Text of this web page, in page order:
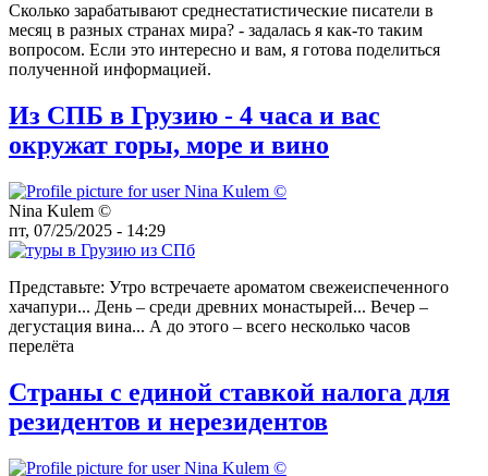
Сколько зарабатывают среднестатистические писатели в
месяц в разных странах мира? - задалась я как-то таким
вопросом. Если это интересно и вам, я готова поделиться
полученной информацией.
Из СПБ в Грузию - 4 часа и вас
окружат горы, море и вино
Nina Kulem ©️
пт, 07/25/2025 - 14:29
Представьте: Утро встречаете ароматом свежеиспеченного
хачапури... День – среди древних монастырей... Вечер –
дегустация вина... А до этого – всего несколько часов
перелёта
Страны с единой ставкой налога для
резидентов и нерезидентов